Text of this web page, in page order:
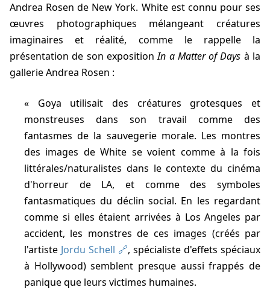
Andrea Rosen de New York. White est connu pour ses
œuvres photographiques mélangeant créatures
imaginaires et réalité, comme le rappelle la
présentation de son expositionIn a Matter of Days à la
gallerie Andrea Rosen :
Goya utilisait des créatures grotesques et
monstreuses dans son travail comme des
fantasmes de la sauvegerie morale. Les montres
des images de White se voient comme à la fois
littérales/naturalistes dans le contexte du cinéma
d'horreur de LA, et comme des symboles
fantasmatiques du déclin social. En les regardant
comme si elles étaient arrivées à Los Angeles par
accident, les monstres de ces images (créés par
l'artiste Jordu Schell
, spécialiste d'effets spéciaux
à Hollywood) semblent presque aussi frappés de
panique que leurs victimes humaines.